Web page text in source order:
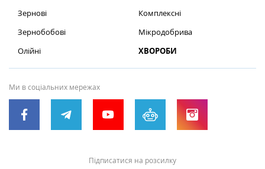
Зернові
Зернобобові
Олійні
Комплексні
Мікродобрива
ХВОРОБИ
Ми в соціальних мережах
Підписатися на розсилку